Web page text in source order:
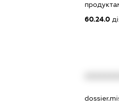
60.24.0